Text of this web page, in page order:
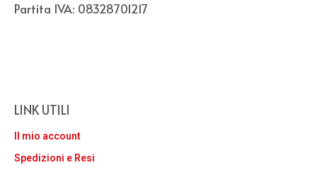
Partita IVA: 08328701217
LINK UTILI
Il mio account
Spedizioni e Resi